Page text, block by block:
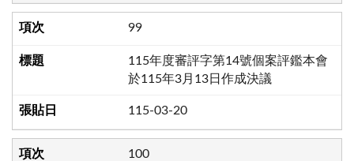
99
115年度審評字第14號個案評鑑本會
於115年3月13日作成決議
115-03-20
100